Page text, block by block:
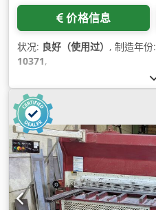
价格信息
状况: 良好（使用过） , 制造年份:
10371,